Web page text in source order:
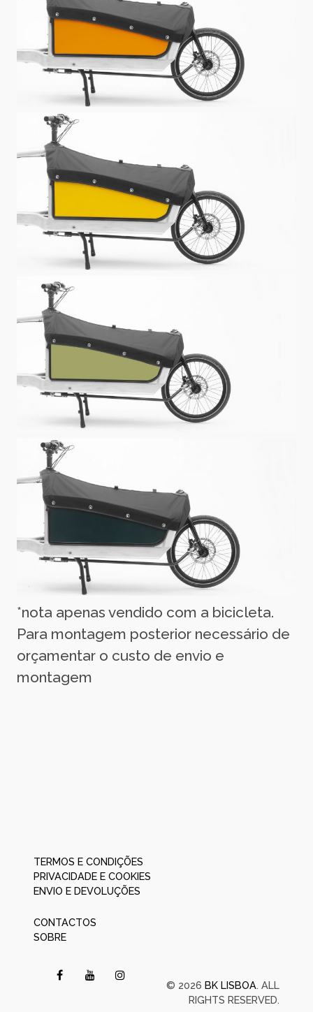
*nota apenas vendido com a bicicleta.
Para montagem posterior necessário de
orçamentar o custo de envio e
montagem
TERMOS E CONDIÇÕES
PRIVACIDADE E COOKIES
ENVIO E DEVOLUÇÕES
CONTACTOS
SOBRE
© 2026 BK LISBOA. ALL
RIGHTS RESERVED.